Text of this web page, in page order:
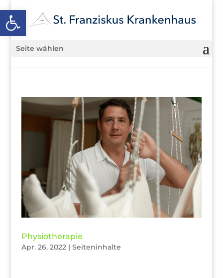
Seite wählen
Physiotherapie
Apr. 26, 2022| Seiteninhalte
Open toolbar